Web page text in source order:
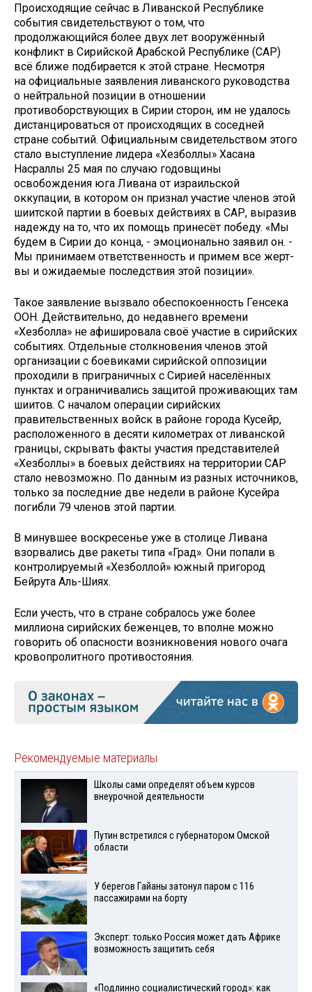
Происходящие сейчас в Ливанской Республике
события свидетельствуют о том, что
продолжающийся более двух лет вооружённый
конфликт в Сирийской Арабской Республике (САР)
всё ближе подбирается к этой стране. Несмотря
на официальные заявления ливанского руководства
о нейтральной позиции в отношении
противоборствующих в Сирии сторон, им не удалось
дистанцироваться от происходящих в соседней
стране событий. Официальным свидетельством этого
стало выступление лидера «Хезболлы» Хасана
Насраллы 25 мая по случаю годовщины
освобождения юга Ливана от израильской
оккупации, в котором он признал участие членов этой
шиитской партии в боевых действиях в САР, выразив
надежду на то, что их помощь принесёт победу. «Мы
будем в Сирии до конца, - эмоционально заявил он. -
Мы принимаем ответственность и примем все жерт­
вы и ожидаемые последствия этой позиции».
Такое заявление вызвало обеспокоенность Генсека
ООН. Действительно, до недавнего времени
«Хезболла» не афишировала своё участие в сирийских
событиях. Отдельные столкновения членов этой
организации с боевиками сирийской оппозиции
проходили в приграничных с Сирией населённых
пунктах и ограничивались защитой проживающих там
шиитов. С началом операции сирийских
правительственных войск в районе города Кусейр,
расположенного в десяти километрах от ливанской
границы, скрывать факты участия представителей
«Хезболлы» в боевых действиях на территории САР
стало невозможно. По данным из разных источников,
только за последние две недели в районе Кусейра
погибли 79 членов этой партии.
В минувшее воскресенье уже в столице Ливана
взорвались две ракеты типа «Град». Они попали в
контро­лируемый «Хезболлой» южный пригород
Бейрута Аль-Шиях.
Если учесть, что в стране собралось уже более
миллиона сирийских беженцев, то вполне можно
говорить об опасности возникновения нового очага
кровопролитного противостояния.
Рекомендуемые материалы
Школы сами определят объем курсов
внеурочной деятельности
Путин встретился с губернатором Омской
области
У берегов Гайаны затонул паром с 116
пассажирами на борту
Эксперт: только Россия может дать Африке
возможность защитить себя
«Подлинно социалистический город»: как